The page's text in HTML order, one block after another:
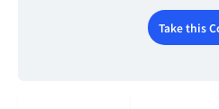
Take this